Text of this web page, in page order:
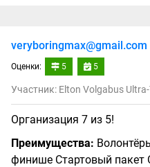
veryboringmax@gmail.com
Оценки: 5 5
Участник: Elton Volgabus
Организация 7 из 5!
Преимущества:
финише Стартовый пакет